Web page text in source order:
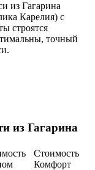
из Гагарина
Карелия) с
строятся
точный
из Гагарина
Стоимость
Комфорт